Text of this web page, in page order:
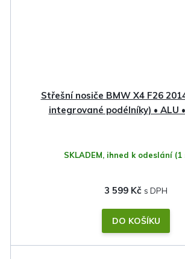
Střešní nosiče BMW X4 F26
integrované podélníky) • ALU
SKLADEM, ihned k odeslání (1
3 599 Kč
DO KOŠÍKU